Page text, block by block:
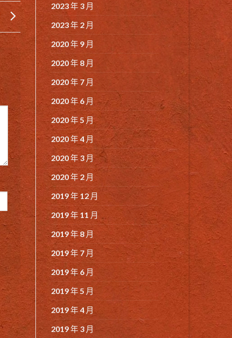
2023 年 3 月
2023 年 2 月
2020 年 9 月
2020 年 8 月
2020 年 7 月
2020 年 6 月
2020 年 5 月
2020 年 4 月
2020 年 3 月
2020 年 2 月
2019 年 12 月
2019 年 11 月
2019 年 8 月
2019 年 7 月
2019 年 6 月
2019 年 5 月
2019 年 4 月
2019 年 3 月